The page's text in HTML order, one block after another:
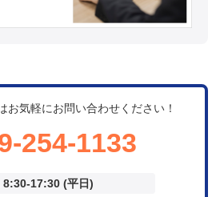
お気軽にお問い合わせください！
254-1133
8:30-17:30 (平日)